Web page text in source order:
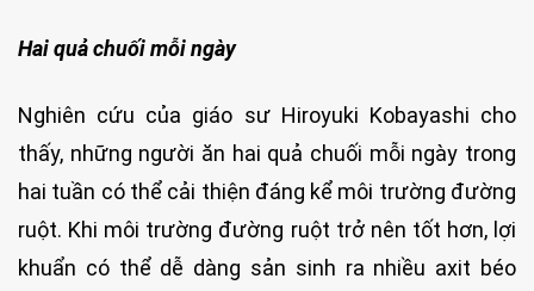
Hai quả chuối mỗi ngày
Nghiên cứu của giáo sư Hiroyuki Kobayashi cho
thấy, những người ăn hai quả chuối mỗi ngày trong
hai tuần có thể cải thiện đáng kể môi trường đường
ruột. Khi môi trường đường ruột trở nên tốt hơn, lợi
khuẩn có thể dễ dàng sản sinh ra nhiều axit béo